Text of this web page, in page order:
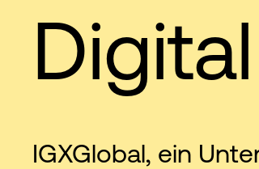
IGXGlobal, ein